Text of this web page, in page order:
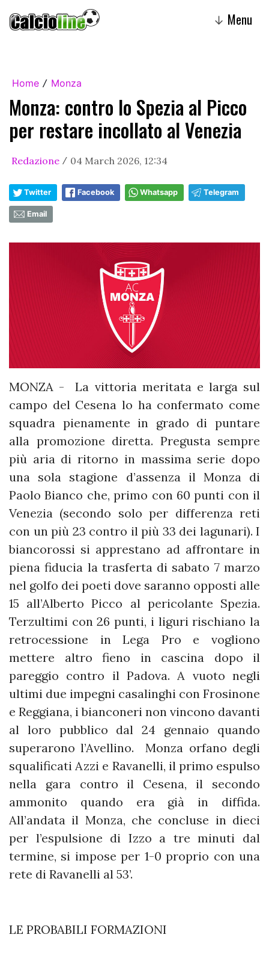
↓ Menu
Home / Monza
Monza: contro lo Spezia al Picco
per restare incollato al Venezia
Redazione / 04 March 2026, 12:34
Twitter Facebook Whatsapp Telegram
Email
MONZA - La vittoria meritata e larga sul
campo del Cesena lo ha confermato come
squadra pienamente in grado di puntare
alla promozione diretta. Pregusta sempre
più aria di ritorno in massima serie dopo
una sola stagione d’assenza il Monza di
Paolo Bianco che, primo con 60 punti con il
Venezia (secondo solo per differenza reti
con un più 23 contro il più 33 dei lagunari). I
biancorossi si apprestano ad affrontare in
piena fiducia la trasferta di sabato 7 marzo
nel golfo dei poeti dove saranno opposti alle
15 all’Alberto Picco al pericolante Spezia.
Terzultimi con 26 punti, i liguri rischiano la
retrocessione in Lega Pro e vogliono
mettere altro fieno in cascina dopo il
pareggio contro il Padova. A vuoto negli
ultimi due impegni casalinghi con Frosinone
e Reggiana, i bianconeri non vincono davanti
al loro pubblico dal 24 gennaio quando
superarono l’Avellino. Monza orfano degli
squalificati Azzi e Ravanelli, il primo espulso
nella gara contro il Cesena, il secondo
ammonito quando era già in diffida.
All’andata il Monza, che concluse in dieci
per l’espulsione di Izzo a tre minuti dal
termine, si impose per 1-0 proprio con una
rete di Ravanelli al 53’.
LE PROBABILI FORMAZIONI